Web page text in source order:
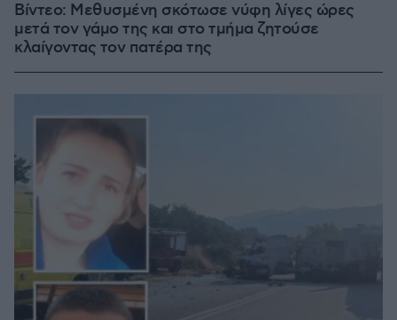
Βίντεο: Μεθυσμένη σκότωσε νύφη λίγες ώρες
μετά τον γάμο της και στο τμήμα ζητούσε
κλαίγοντας τον πατέρα της